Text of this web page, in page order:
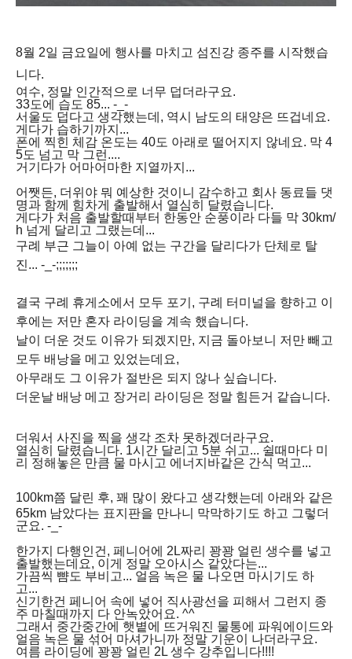
8월 2일 금요일에 행사를 마치고 섬진강 종주를 시작했습
니다.
여수, 정말 인간적으로 너무 덥더라구요.
33도에 습도 85... -_-
서울도 덥다고 생각했는데, 역시 남도의 태양은 뜨겁네요.
게다가 습하기까지...
폰에 찍힌 체감 온도는 40도 아래로 떨어지지 않네요. 막 4
5도 넘고 막 그런....
거기다가 어마어마한 지열까지...
어쨋든, 더위야 뭐 예상한 것이니 감수하고 회사 동료들 댓
명과 함께 힘차게 출발해서 열심히 달렸습니다.
게다가 처음 출발할때부터 한동안 순풍이라 다들 막 30km/
h 넘게 달리고 그랬는데...
구례 부근 그늘이 아예 없는 구간을 달리다가 단체로 탈
진... -_-;;;;;;;
결국 구례 휴게소에서 모두 포기, 구례 터미널을 향하고 이
후에는 저만 혼자 라이딩을 계속 했습니다.
날이 더운 것도 이유가 되겠지만, 지금 돌아보니 저만 빼고
모두 배낭을 메고 있었는데요,
아무래도 그 이유가 절반은 되지 않나 싶습니다.
더운날 배낭 메고 장거리 라이딩은 정말 힘든거 같습니다.
더워서 사진을 찍을 생각 조차 못하겠더라구요.
열심히 달렸습니다. 1시간 달리고 5분 쉬고... 쉴때마다 미
리 정해놓은 만큼 물 마시고 에너지바같은 간식 먹고...
100km쯤 달린 후, 꽤 많이 왔다고 생각했는데 아래와 같은
65km 남았다는 표지판을 만나니 막막하기도 하고 그렇더
군요. -_-
한가지 다행인건, 페니어에 2L짜리 꽝꽝 얼린 생수를 넣고
출발했는데요, 이게 정말 오아시스 같았다는...
가끔씩 뺨도 부비고... 얼음 녹은 물 나오면 마시기도 하
고...
신기한건 페니어 속에 넣어 직사광선을 피해서 그런지 종
주 마칠때까지 다 안녹았어요. ^^
그래서 중간중간에 햇볕에 뜨거워진 물통에 파워에이드와
얼음 녹은 물 섞어 마셔가니까 정말 기운이 나더라구요.
여름 라이딩에 꽝꽝 얼린 2L 생수 강추입니다!!!!